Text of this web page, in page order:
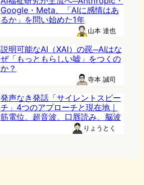
Google・Meta、「AIに感情はあ
るか」を問い始めた1年
山本 達也
説明可能なAI（XAI）の罠─AIはな
ぜ「もっともらしい嘘」をつくの
か？
寺本 誠司
発声なき発話「サイレントスピー
チ」4つのアプローチと現在地｜
筋電位、超音波、口唇読み、脳波
りょうとく